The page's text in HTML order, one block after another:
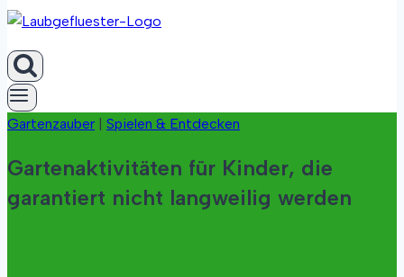
Gartenzauber | Spielen & Entdecken
Gartenaktivitäten für Kinder, die
garantiert nicht langweilig werden